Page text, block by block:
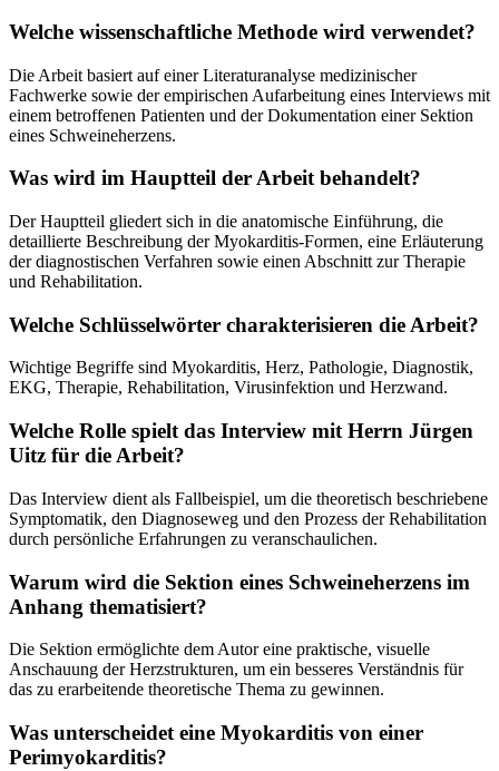
Welche wissenschaftliche Methode wird verwendet?
Die Arbeit basiert auf einer Literaturanalyse medizinischer
Fachwerke sowie der empirischen Aufarbeitung eines Interviews mit
einem betroffenen Patienten und der Dokumentation einer Sektion
eines Schweineherzens.
Was wird im Hauptteil der Arbeit behandelt?
Der Hauptteil gliedert sich in die anatomische Einführung, die
detaillierte Beschreibung der Myokarditis-Formen, eine Erläuterung
der diagnostischen Verfahren sowie einen Abschnitt zur Therapie
und Rehabilitation.
Welche Schlüsselwörter charakterisieren die Arbeit?
Wichtige Begriffe sind Myokarditis, Herz, Pathologie, Diagnostik,
EKG, Therapie, Rehabilitation, Virusinfektion und Herzwand.
Welche Rolle spielt das Interview mit Herrn Jürgen
Uitz für die Arbeit?
Das Interview dient als Fallbeispiel, um die theoretisch beschriebene
Symptomatik, den Diagnoseweg und den Prozess der Rehabilitation
durch persönliche Erfahrungen zu veranschaulichen.
Warum wird die Sektion eines Schweineherzens im
Anhang thematisiert?
Die Sektion ermöglichte dem Autor eine praktische, visuelle
Anschauung der Herzstrukturen, um ein besseres Verständnis für
das zu erarbeitende theoretische Thema zu gewinnen.
Was unterscheidet eine Myokarditis von einer
Perimyokarditis?